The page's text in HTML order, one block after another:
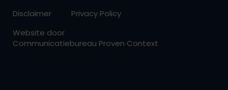
Disclaimer
Privacy Policy
Website door
Communicatiebureau Proven Context